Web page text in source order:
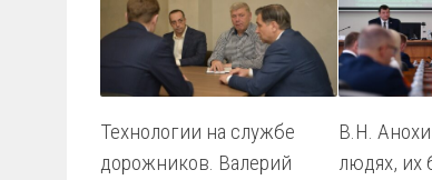
Технологии на службе
дорожников. Валерий
В.Н.
людях, их